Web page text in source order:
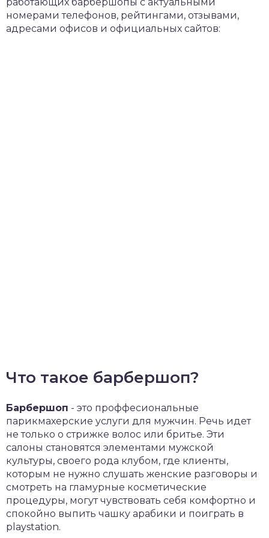
номерами телефонов, рейтингами, отзывами,
адресами офисов и официальных сайтов:
Что такое барбершоп?
Барбершоп - это проффесиональные
парикмахерские услуги для мужчин. Речь идет
не только о стрижке волос или бритье. Эти
салоны становятся элементами мужской
культуры, своего рода клубом, где клиенты,
которым не нужно слушать женские разговоры и
смотреть на гламурные косметические
процедуры, могут чувствовать себя комфортно и
спокойно выпить чашку арабики и поиграть в
playstation.